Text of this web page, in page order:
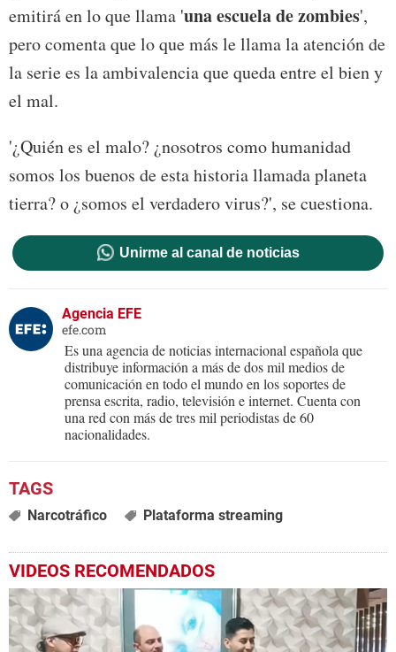
emitirá en lo que llama 'una escuela de zombies',
pero comenta que lo que más le llama la atención de
la serie es la ambivalencia que queda entre el bien y
el mal.
'¿Quién es el malo? ¿nosotros como humanidad
somos los buenos de esta historia llamada planeta
tierra? o ¿somos el verdadero virus?', se cuestiona.
Unirme al canal de noticias
Agencia EFE
efe.com
Es una agencia de noticias internacional española que
distribuye información a más de dos mil medios de
comunicación en todo el mundo en los soportes de
prensa escrita, radio, televisión e internet. Cuenta con
una red con más de tres mil periodistas de 60
nacionalidades.
Narcotráfico Plataforma streaming
VIDEOS RECOMENDADOS